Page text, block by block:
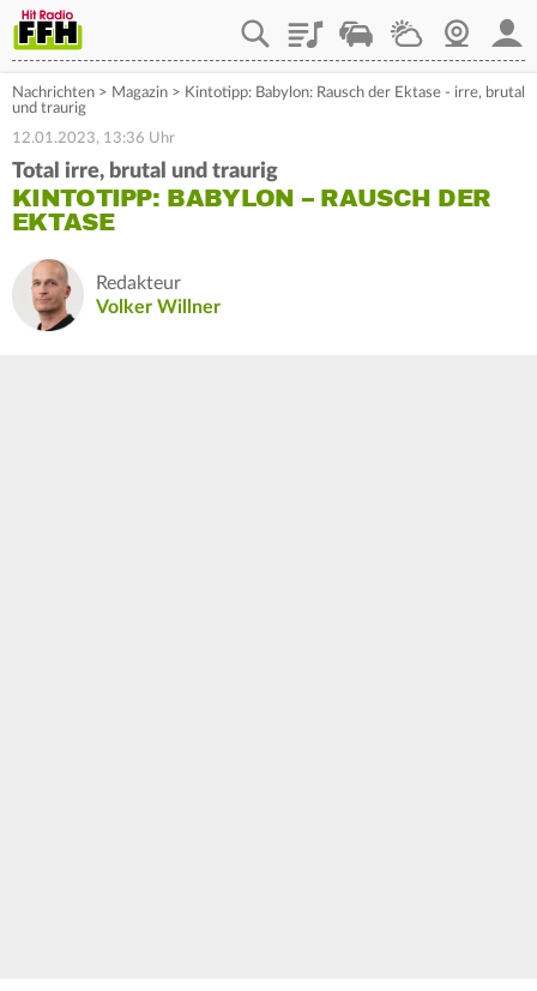
PlaylistStaupilotWetterWebcam
Nachrichten > Magazin > Kintotipp: Babylon: Rausch der Ektase - irre, brutal
und traurig
12.01.2023, 13:36 Uhr
Total irre, brutal und traurig
KINTOTIPP: BABYLON – RAUSCH DER
EKTASE
Redakteur
Volker Willner